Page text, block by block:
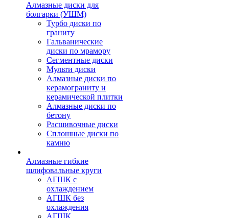
Алмазные диски для
болгарки (УШМ)
Турбо диски по
граниту
Гальванические
диски по мрамору
Сегментные диски
Мульти диски
Алмазные диски по
керамограниту и
керамической плитки
Алмазные диски по
бетону
Расшивочные диски
Сплошные диски по
камню
Алмазные гибкие
шлифовальные круги
АГШК с
охлаждением
АГШК без
охлаждения
АГШК